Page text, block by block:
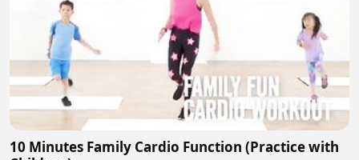
10 Minutes Family Cardio Function (Practice with